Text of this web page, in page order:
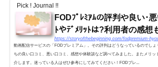
Pick ! Journal !!
FODﾌﾟﾚﾐｱﾑの評判や良い･
ﾄやﾃﾞﾒﾘｯﾄは?利用者の感想
https://storyofthebeginning.com/fodpremium-
動画配信サービスの「FODプレミアム」。その評判はどうなっているのでしょ
ちの良い口コミ、悪い口コミ、感想や体験談など調べてみました。またメリッ
介します。迷っている人はぜひ参考にしてみてください！FODプレ...